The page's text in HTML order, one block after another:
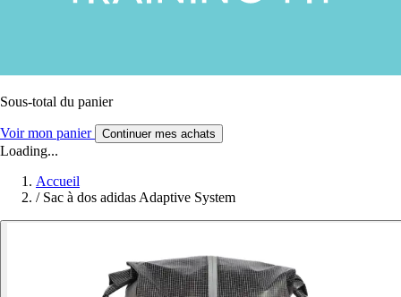
Sous-total du panier
Voir mon panier Continuer mes achats
Loading...
Accueil
/ Sac à dos adidas Adaptive System